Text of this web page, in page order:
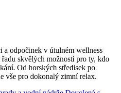
a odpočinek v útulném wellness
skvělých možností pro ty, kdo
Od horských středisek po
vše pro dokonalý zimní relax.